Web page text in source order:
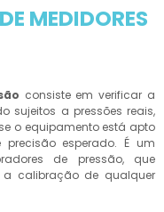
MEDIDORES
consiste em verificar a
sujeitos a pressões reais,
o equipamento está apto
esperado. É um
de pressão, que
a calibração de qualquer